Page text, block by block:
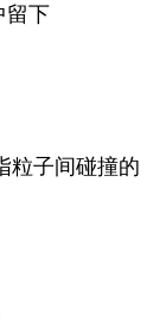
留下
粒子间碰撞的